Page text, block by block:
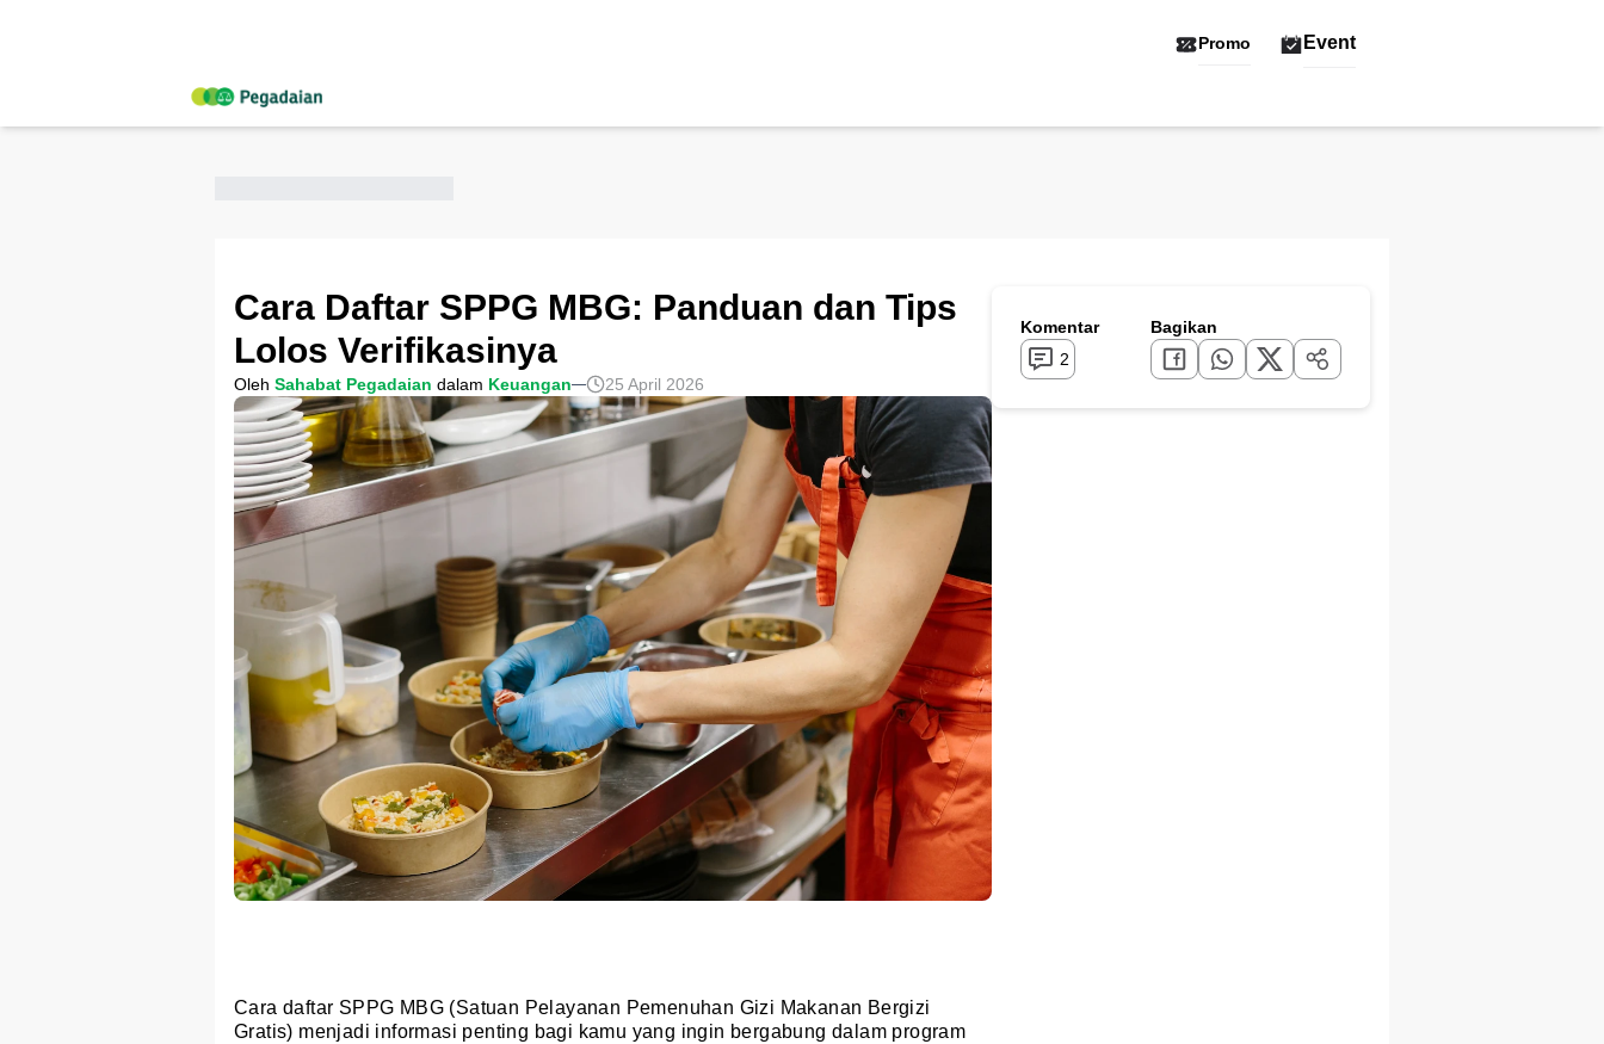
Promo Event
Cara Daftar SPPG MBG: Panduan dan Tips
Lolos Verifikasinya
Oleh Sahabat Pegadaian dalam Keuangan 25 April 2026
Cara daftar SPPG MBG (Satuan Pelayanan Pemenuhan Gizi Makanan Bergizi
Gratis) menjadi informasi penting bagi kamu yang ingin bergabung dalam program
Komentar
2
Bagikan